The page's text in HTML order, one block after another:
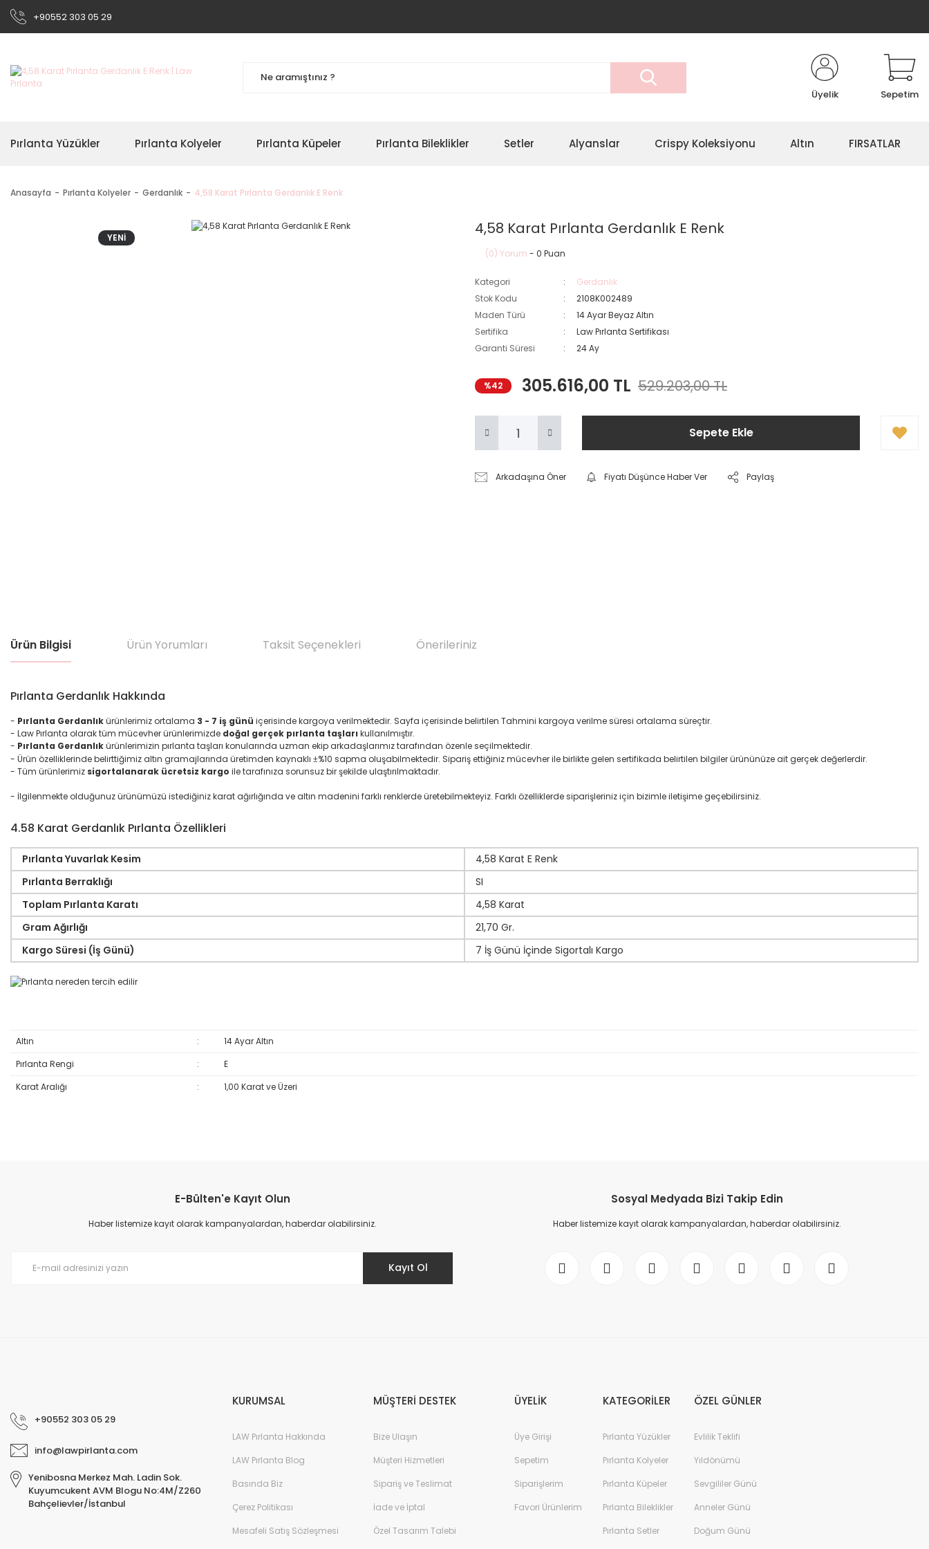
+90552 303 05 29
Üyelik Sepetim
Pırlanta Yüzükler Pırlanta Kolyeler Pırlanta Küpeler Pırlanta Bileklikler Setler Alyanslar Crispy Koleksiyonu Altın FIRSATLAR
Anasayfa Pırlanta Kolyeler Gerdanlık 4,58 Karat Pırlanta Gerdanlık E Renk
YENİ 4,58 Karat Pırlanta Gerdanlık E Renk
(0) Yorum - 0 Puan
Kategori
Gerdanlık
Stok Kodu
2108K002489
Maden Türü
14 Ayar Beyaz Altın
Sertifika
Law Pırlanta Sertifikası
Garanti Süresi
24 Ay
%42 305.616,00 TL 529.203,00 TL
Sepete Ekle
Arkadaşına Öner Fiyatı Düşünce Haber Ver Paylaş
Ürün Bilgisi Ürün Yorumları Taksit Seçenekleri Önerileriniz
Pırlanta Gerdanlık Hakkında
- Pırlanta Gerdanlıkürünlerimiz ortalama 3 - 7 iş günü içerisinde kargoya verilmektedir. Sayfa içerisinde belirtilen Tahmini kargoya verilme süresi ortalama süreçtir.
- Law Pırlanta olarak tüm mücevher ürünlerimizde doğal gerçek pırlanta taşları kullanılmıştır.
- Pırlanta Gerdanlıkürünlerimizin pırlanta taşları konularında uzman ekip arkadaşlarımız tarafından özenle seçilmektedir.
- Ürün özelliklerinde belirttiğimiz altın gramajlarında üretimden kaynaklı ±%10 sapma oluşabilmektedir. Sipariş ettiğiniz mücevher ile birlikte gelen sertifikada belirtilen bilgiler ürününüze ait gerçek değerlerdir.
- Tüm ürünlerimiz sigortalanarak ücretsiz kargo ile tarafınıza sorunsuz bir şekilde ulaştırılmaktadır.
- İlgilenmekte olduğunuz ürünümüzü istediğiniz karat ağırlığında ve altın madenini farklı renklerde üretebilmekteyiz. Farklı özelliklerde siparişleriniz için bizimle iletişime geçebilirsiniz.
4.58 Karat Gerdanlık Pırlanta Özellikleri
Pırlanta Yuvarlak Kesim
4,58 Karat E Renk
Pırlanta Berraklığı
SI
Toplam Pırlanta Karatı
4,58 Karat
Gram Ağırlığı
21,70 Gr.
Kargo Süresi (İş Günü)
7 İş Günü İçinde Sigortalı Kargo
Altın :
14 Ayar Altın
Pırlanta Rengi
:
E
Karat Aralığı
: 1,00 Karat ve Üzeri
Ürün resmi kalitesiz, bozuk veya görüntülenemiyor.
Ürün açıklamasında eksik bilgiler bulunuyor.
E-Bülten'e Kayıt Olun
Haber listemize kayıt olarak kampanyalardan, haberdar olabilirsiniz.
Kayıt Ol
Sosyal Medyada Bizi Takip Edin
Haber listemize kayıt olarak kampanyalardan, haberdar olabilirsiniz.
+90552 303 05 29
info@lawpirlanta.com
Yenibosna Merkez Mah. Ladin Sok.
Kuyumcukent AVM Blogu No:4M/Z260
Bahçelievler/İstanbul
KURUMSAL
LAW Pırlanta Hakkında
LAW Pırlanta Blog
Basında Biz
Çerez Politikası
Mesafeli Satış Sözleşmesi
MÜŞTERİ DESTEK
Bize Ulaşın
Müşteri Hizmetleri
Sipariş ve Teslimat
İade ve İptal
Özel Tasarım Talebi
ÜYELİK
Üye Girişi
Sepetim
Siparişlerim
Favori Ürünlerim
KATEGORİLER
Pırlanta Yüzükler
Pırlanta Kolyeler
Pırlanta Küpeler
Pırlanta Bileklikler
Pırlanta Setler
ÖZEL GÜNLER
Evlilik Teklifi
Yıldönümü
Sevgililer Günü
Anneler Günü
Doğum Günü